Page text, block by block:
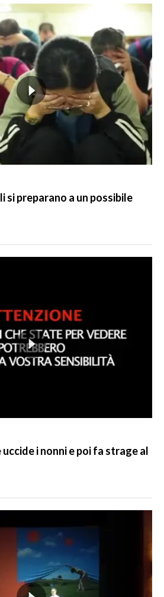
si preparano a un possibile
i nonni e poi fa strage al